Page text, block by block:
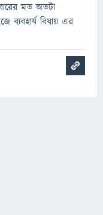
মত অতটা
ব্যবহার্য বিধায় এর